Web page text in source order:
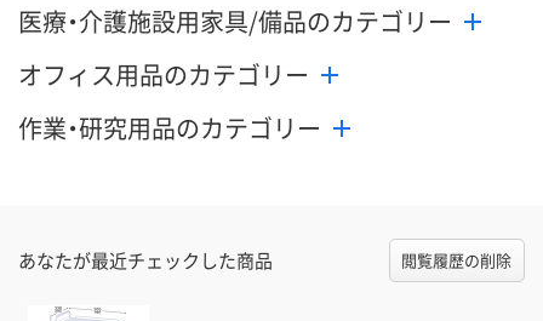
医療・介護施設用家具/備品のカテゴリー
オフィス用品のカテゴリー
作業・研究用品のカテゴリー
あなたが最近チェックした商品 閲覧履歴の削除